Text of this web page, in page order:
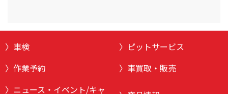
車検
ピットサービス
作業予約
車買取・販売
ニュース・イベント/キャ